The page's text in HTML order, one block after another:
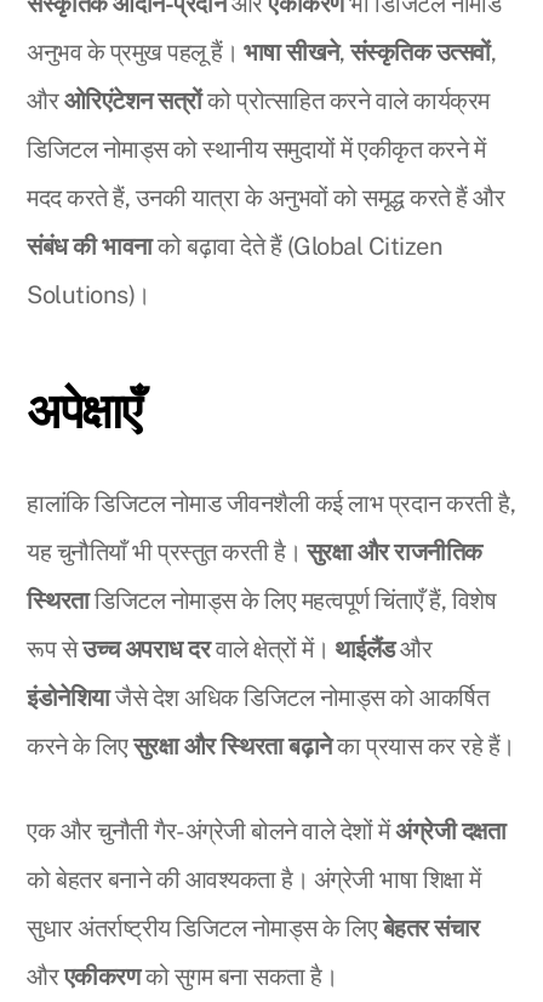
अनुभव के प्रमुख पहलू हैं। भाषा सीखने,संस्कृतिक उत्सवों,
औरओरिएंटेशन सत्रोंको प्रोत्साहित करने वाले कार्यक्रम
डिजिटल नोमाड्स को स्थानीय समुदायों में एकीकृत करने में
मदद करते हैं, उनकी यात्रा के अनुभवों को समृद्ध करते हैं और
संबंध की भावनाको बढ़ावा देते हैं (Global Citizen
Solutions)।
अपेक्षाएँ
हालांकि डिजिटल नोमाड जीवनशैली कई लाभ प्रदान करती है,
यह चुनौतियाँ भी प्रस्तुत करती है।सुरक्षा और राजनीतिक
स्थिरताडिजिटल नोमाड्स के लिए महत्वपूर्ण चिंताएँ हैं, विशेष
रूप सेउच्च अपराध दरवाले क्षेत्रों में। थाईलैंडऔर
इंडोनेशियाजैसे देश अधिक डिजिटल नोमाड्स को आकर्षित
करने के लिएसुरक्षा और स्थिरता बढ़ानेका प्रयास कर रहे हैं।
एक और चुनौती गैर-अंग्रेजी बोलने वाले देशों मेंअंग्रेजी दक्षता
को बेहतर बनाने की आवश्यकता है। अंग्रेजी भाषा शिक्षा में
सुधार अंतर्राष्ट्रीय डिजिटल नोमाड्स के लिएबेहतर संचार
औरएकीकरणको सुगम बना सकता है।